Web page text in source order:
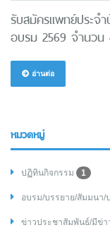
รับสมัครแพทย์ประจ
อบรม 2569 จำนวน
อ่านต่อ
หมวดหมู่
ปฏิทินกิจกรรม 1
อบรม/บรรยาย/สัมมนา/
ข่าวประชาสัมพันธ์/มีข่า